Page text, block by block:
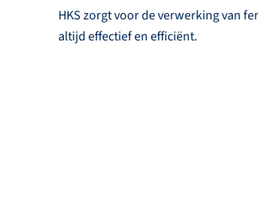
HKS zorgt voor de verwerking van
altijd effectief en efficiënt.